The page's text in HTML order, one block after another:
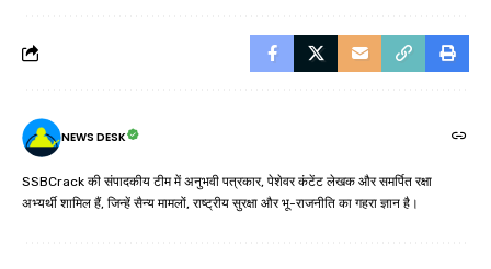
NEWS DESK
SSBCrack की संपादकीय टीम में अनुभवी पत्रकार, पेशेवर कंटेंट लेखक और समर्पित रक्षा
अभ्यर्थी शामिल हैं, जिन्हें सैन्य मामलों, राष्ट्रीय सुरक्षा और भू-राजनीति का गहरा ज्ञान है।